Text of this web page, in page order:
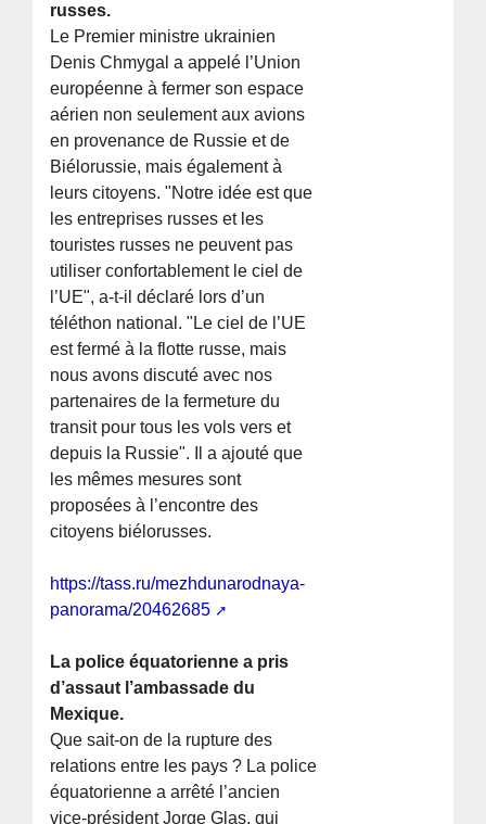
russes.
Le Premier ministre ukrainien
Denis Chmygal a appelé l’Union
européenne à fermer son espace
aérien non seulement aux avions
en provenance de Russie et de
Biélorussie, mais également à
leurs citoyens. "Notre idée est que
les entreprises russes et les
touristes russes ne peuvent pas
utiliser confortablement le ciel de
l’UE", a-t-il déclaré lors d’un
téléthon national. "Le ciel de l’UE
est fermé à la flotte russe, mais
nous avons discuté avec nos
partenaires de la fermeture du
transit pour tous les vols vers et
depuis la Russie". Il a ajouté que
les mêmes mesures sont
proposées à l’encontre des
citoyens biélorusses.
https://tass.ru/mezhdunarodnaya-
panorama/20462685
La police équatorienne a pris
d’assaut l’ambassade du
Mexique.
Que sait-on de la rupture des
relations entre les pays ? La police
équatorienne a arrêté l’ancien
vice-président Jorge Glas, qui